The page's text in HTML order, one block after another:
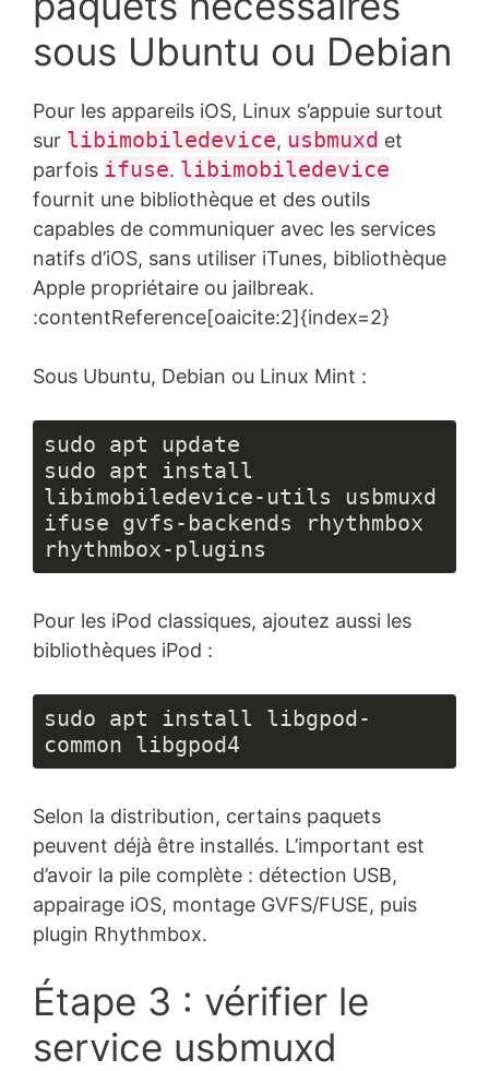
sous Ubuntu ou Debian
Pour les appareils iOS, Linux s’appuie surtout
sur libimobiledevice, usbmuxd et
parfois ifuse. libimobiledevice
fournit une bibliothèque et des outils
capables de communiquer avec les services
natifs d’iOS, sans utiliser iTunes, bibliothèque
Apple propriétaire ou jailbreak.
:contentReference[oaicite:2]{index=2}
Sous Ubuntu, Debian ou Linux Mint :
sudo apt update
sudo apt install
libimobiledevice-utils usbmuxd
ifuse gvfs-backends rhythmbox
rhythmbox-plugins
Pour les iPod classiques, ajoutez aussi les
bibliothèques iPod :
sudo apt install libgpod-
common libgpod4
Selon la distribution, certains paquets
peuvent déjà être installés. L’important est
d’avoir la pile complète : détection USB,
appairage iOS, montage GVFS/FUSE, puis
plugin Rhythmbox.
Étape 3 : vérifier le
service usbmuxd